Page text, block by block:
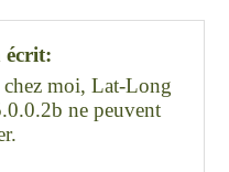
chez moi, Lat-Long
ne peuvent